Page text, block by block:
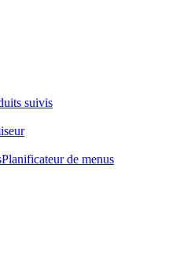
suivis
Planificateur de menus